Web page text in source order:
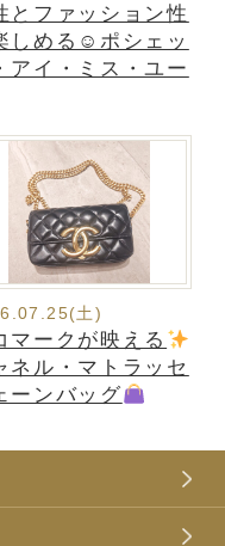
とファッション性
しめる☺ポシェッ
アイ・ミス・ユー
土)
マークが映える
ネル・マトラッセ
ーンバッグ